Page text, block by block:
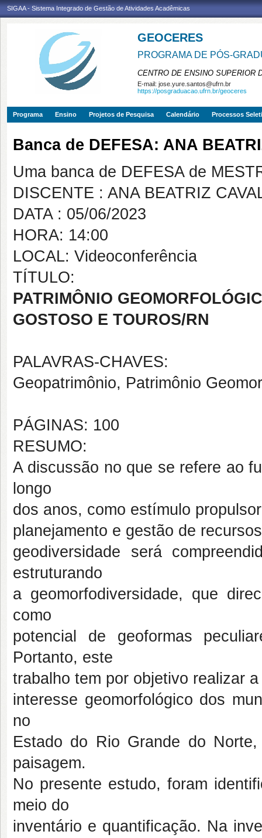
SIGAA - Sistema Integrado de Gestão de Atividades Acadêmicas
GEOCERES
PROGRAMA DE PÓS-
CENTRO DE ENSINO SUPERIOR
E-mail: jose.yure.santos@ufrn.br
https://posgraduacao.ufrn.br/geoceres
Programa Ensino Projetos de Pesquisa Calendário Processos
Banca de DEFESA: ANA
Uma banca de DEFESA de
DISCENTE : ANA BEATRIZ
DATA : 05/06/2023
HORA: 14:00
LOCAL: Videoconferência
TÍTULO:
PATRIMÔNIO
GOSTOSO E TOUROS/RN
PALAVRAS-CHAVES:
Geopatrimônio, Patrimônio
PÁGINAS: 100
RESUMO:
A discussão no que se refere ao
longo
dos anos, como estímulo
planejamento e gestão de
geodiversidade será
estruturando
a geomorfodiversidade, que
como
potencial de geoformas
Portanto, este
trabalho tem por objetivo realizar
interesse geomorfológico dos
no
Estado do Rio Grande do
paisagem.
No presente estudo, foram
meio do
inventário e quantificação. Na